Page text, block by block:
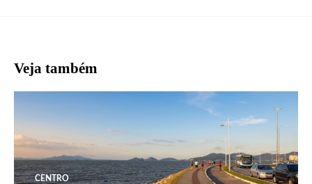
Veja também
CENTRO